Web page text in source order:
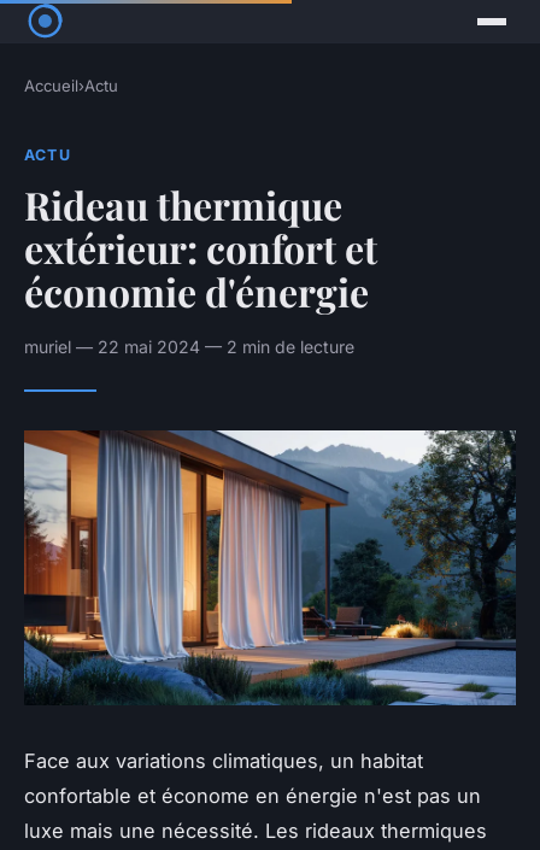
Accueil›Actu
ACTU
Rideau thermique
extérieur: confort et
économie d'énergie
muriel — 22 mai 2024 — 2 min de lecture
Face aux variations climatiques, un habitat
confortable et économe en énergie n'est pas un
luxe mais une nécessité. Les rideaux thermiques